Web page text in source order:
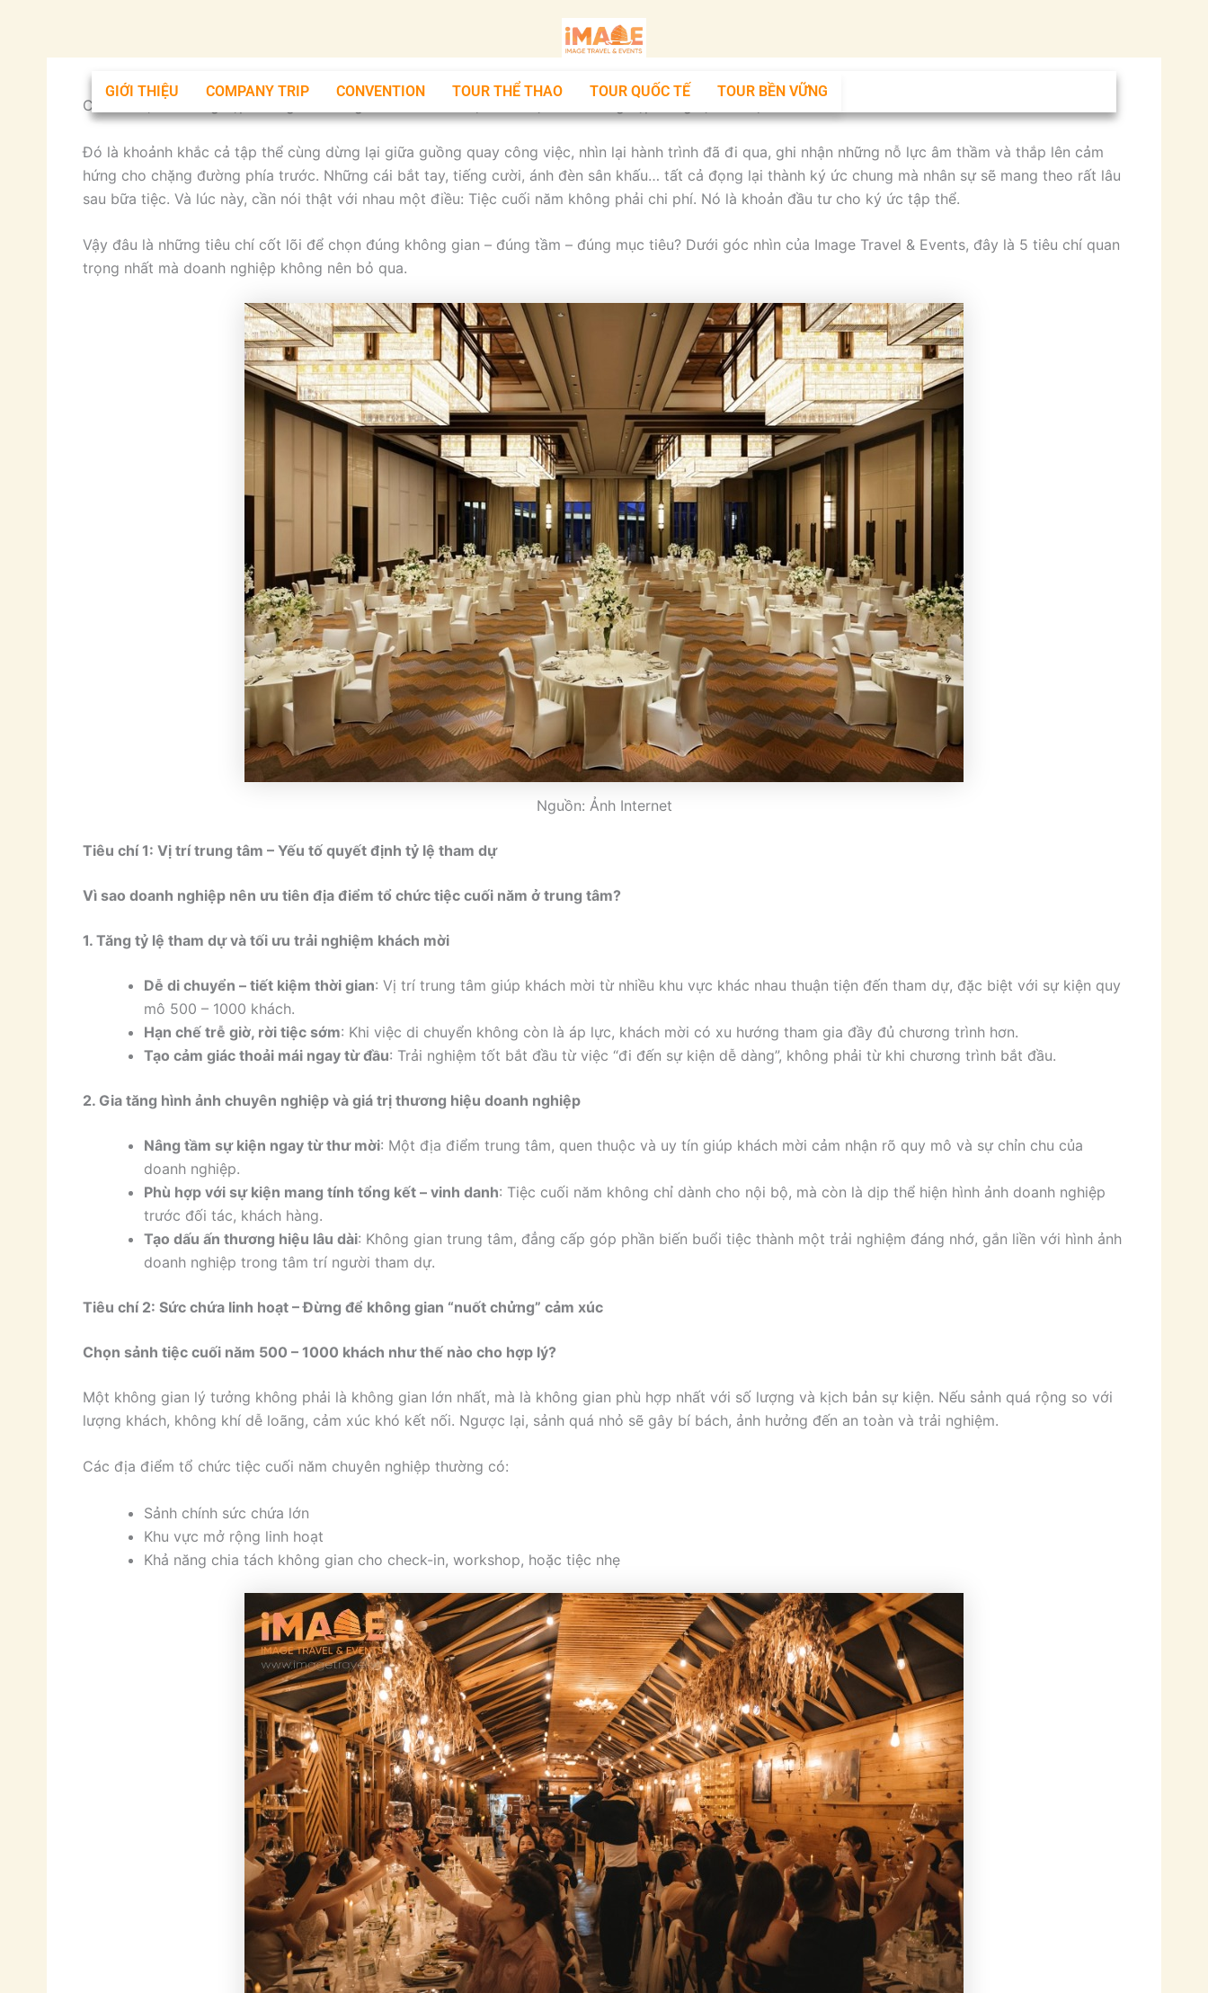
GIỚI THIỆU COMPANY TRIP CONVENTION TOUR THỂ THAO TOUR QUỐC TẾ TOUR BỀN VỮNG
Cuối năm, doanh nghiệp không chỉ đơn giản là tổ chức một buổi tiệc. Doanh nghiệp đang tạo ra một dấu mốc.
Đó là khoảnh khắc cả tập thể cùng dừng lại giữa guồng quay công việc, nhìn lại hành trình đã đi qua, ghi nhận những nỗ lực âm thầm và thắp lên cảm
hứng cho chặng đường phía trước. Những cái bắt tay, tiếng cười, ánh đèn sân khấu… tất cả đọng lại thành ký ức chung mà nhân sự sẽ mang theo rất lâu
sau bữa tiệc. Và lúc này, cần nói thật với nhau một điều: Tiệc cuối năm không phải chi phí. Nó là khoản đầu tư cho ký ức tập thể.
Vậy đâu là những tiêu chí cốt lõi để chọn đúng không gian – đúng tầm – đúng mục tiêu? Dưới góc nhìn của Image Travel & Events, đây là 5 tiêu chí quan
trọng nhất mà doanh nghiệp không nên bỏ qua.
Nguồn: Ảnh Internet
Tiêu chí 1: Vị trí trung tâm – Yếu tố quyết định tỷ lệ tham dự
Vì sao doanh nghiệp nên ưu tiên địa điểm tổ chức tiệc cuối năm ở trung tâm?
1. Tăng tỷ lệ tham dự và tối ưu trải nghiệm khách mời
Dễ di chuyển – tiết kiệm thời gian: Vị trí trung tâm giúp khách mời từ nhiều khu vực khác nhau thuận tiện đến tham dự, đặc biệt với sự kiện quy
mô 500 – 1000 khách.
Hạn chế trễ giờ, rời tiệc sớm: Khi việc di chuyển không còn là áp lực, khách mời có xu hướng tham gia đầy đủ chương trình hơn.
Tạo cảm giác thoải mái ngay từ đầu: Trải nghiệm tốt bắt đầu từ việc “đi đến sự kiện dễ dàng”, không phải từ khi chương trình bắt đầu.
2. Gia tăng hình ảnh chuyên nghiệp và giá trị thương hiệu doanh nghiệp
Nâng tầm sự kiện ngay từ thư mời: Một địa điểm trung tâm, quen thuộc và uy tín giúp khách mời cảm nhận rõ quy mô và sự chỉn chu của
doanh nghiệp.
Phù hợp với sự kiện mang tính tổng kết – vinh danh: Tiệc cuối năm không chỉ dành cho nội bộ, mà còn là dịp thể hiện hình ảnh doanh nghiệp
trước đối tác, khách hàng.
Tạo dấu ấn thương hiệu lâu dài: Không gian trung tâm, đẳng cấp góp phần biến buổi tiệc thành một trải nghiệm đáng nhớ, gắn liền với hình ảnh
doanh nghiệp trong tâm trí người tham dự.
Tiêu chí 2: Sức chứa linh hoạt – Đừng để không gian “nuốt chửng” cảm xúc
Chọn sảnh tiệc cuối năm 500 – 1000 khách như thế nào cho hợp lý?
Một không gian lý tưởng không phải là không gian lớn nhất, mà là không gian phù hợp nhất với số lượng và kịch bản sự kiện. Nếu sảnh quá rộng so với
lượng khách, không khí dễ loãng, cảm xúc khó kết nối. Ngược lại, sảnh quá nhỏ sẽ gây bí bách, ảnh hưởng đến an toàn và trải nghiệm.
Các địa điểm tổ chức tiệc cuối năm chuyên nghiệp thường có:
Sảnh chính sức chứa lớn
Khu vực mở rộng linh hoạt
Khả năng chia tách không gian cho check-in, workshop, hoặc tiệc nhẹ